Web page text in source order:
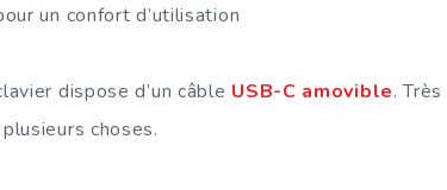
un confort d’utilisation
dispose d’un câble USB-C amovible. Très
choses.